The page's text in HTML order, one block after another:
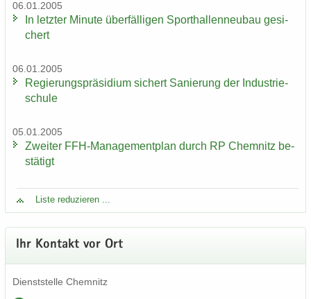
06.01.2005
In letz­ter Mi­nu­te über­fäl­li­gen Sport­hal­len­neu­bau ge­si­
chert
06.01.2005
Re­gie­rungs­prä­si­di­um si­chert Sa­nie­rung der In­dus­trie­
schu­le
05.01.2005
Zwei­ter FFH-​Managementplan durch RP Chem­nitz be­
stä­tigt
Liste re­du­zie­ren ...
Ihr Kon­takt vor Ort
Dienst­stel­le Chem­nitz